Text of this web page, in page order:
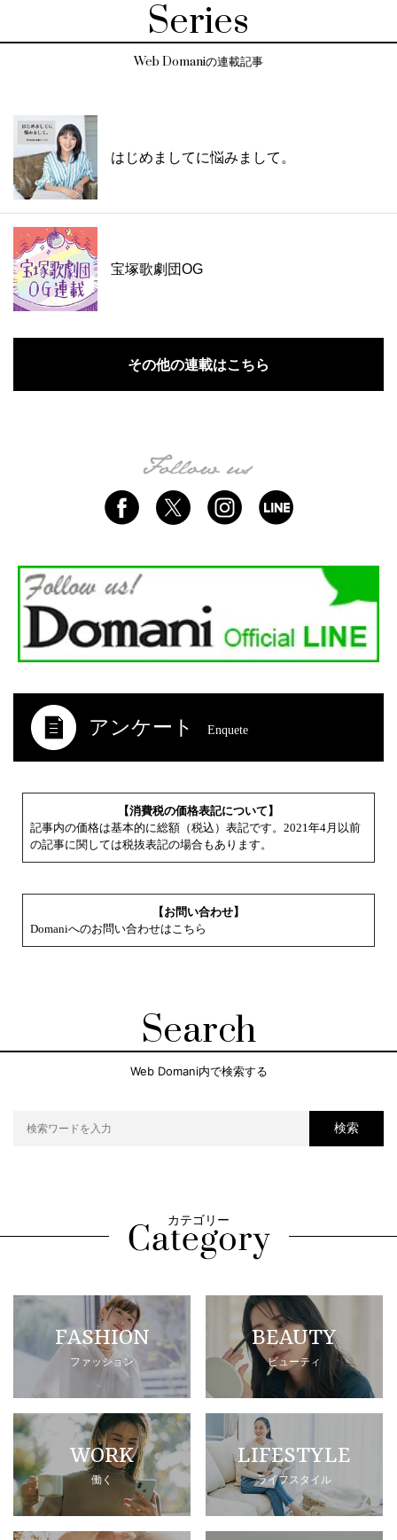
Series
Web Domaniの連載記事
はじめましてに悩みまして。
宝塚歌劇団OG
その他の連載はこちら
アンケート Enquete
【消費税の価格表記について】
記事内の価格は基本的に総額（税込）表記です。2021年4月以前
の記事に関しては税抜表記の場合もあります。
【お問い合わせ】
Domaniへのお問い合わせはこちら
Search
Web Domani内で検索する
検索
カテゴリー
FASHION
ファッション
BEAUTY
ビューティ
WORK
働く
LIFESTYLE
ライフスタイル